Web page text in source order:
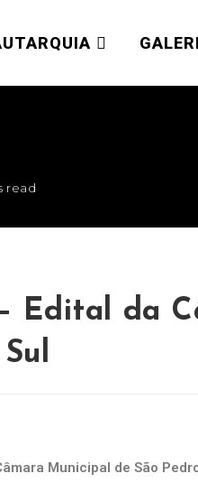
do Sul
read
Edital da
Municipal de São